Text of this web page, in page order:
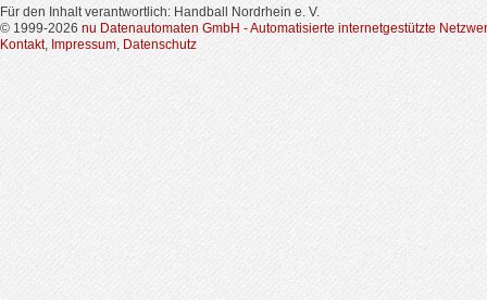
Für den Inhalt verantwortlich: Handball Nordrhein e. V.
© 1999-2026 nu Datenautomaten GmbH - Automatisierte internetgestützte
Kontakt, Impressum, Datenschutz